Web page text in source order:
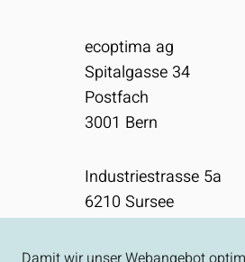
ecoptima ag
Spitalgasse 34
Postfach
3001 Bern
Industriestrasse 5a
6210 Sursee